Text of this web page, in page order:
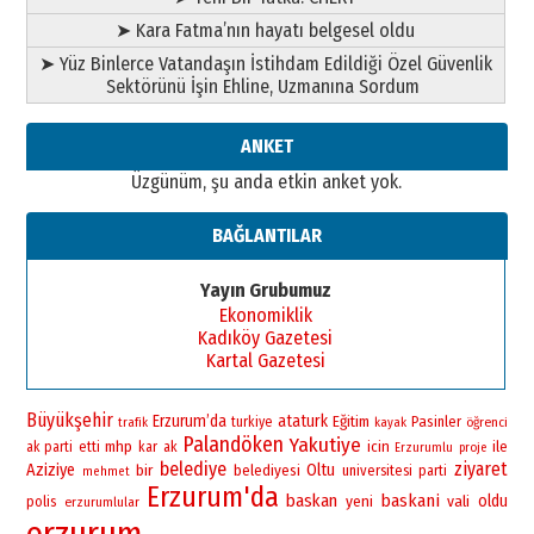
26 Mart 2026 Perşembe
Cem Bakırcı
Ardında bıraktığı hatıralarıyla
13 Mayıs 2026 Çarşamba
Esat BİNDESEN
09 Ağustos 2026 Pazar
➤ Kara Fatma’nın hayatı belgesel oldu
➤ Yüz Binlerce Vatandaşın İstihdam Edildiği Özel Güvenlik
Sektörünü İşin Ehline, Uzmanına Sordum
ANKET
Üzgünüm, şu anda etkin anket yok.
BAĞLANTILAR
Yayın Grubumuz
Ekonomiklik
Kadıköy Gazetesi
Kartal Gazetesi
Büyükşehir trafik Erzurum’da turkiye ataturk Eğitim kayak Pasinler öğrenci
ak parti etti mhp kar ak Palandöken Yakutiye icin Erzurumlu proje ile
Aziziye mehmet bir belediye belediyesi Oltu universitesi parti ziyaret
polis erzurumlular Erzurum'da baskan yeni baskani vali oldu